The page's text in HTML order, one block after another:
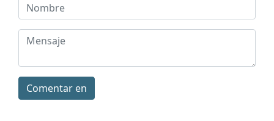
Comentar en